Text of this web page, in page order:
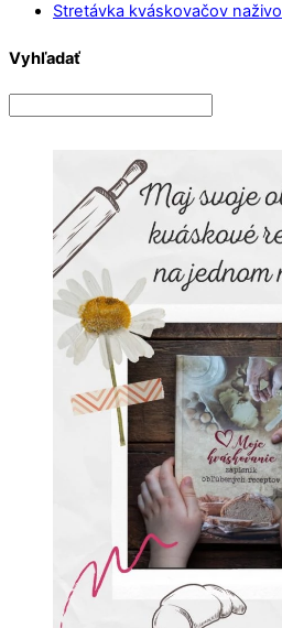
Stretávka kváskovačov naživo
Vyhľadať